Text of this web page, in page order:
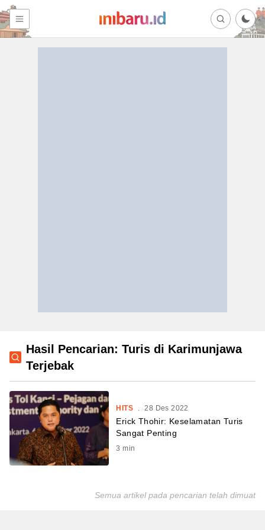
Hasil Pencarian: Turis di Karimunjawa
Terjebak
HITS . 28 Des 2022
Erick Thohir: Keselamatan Turis
Sangat Penting
3 min
Semua artikel pada pencarian telah dimuat